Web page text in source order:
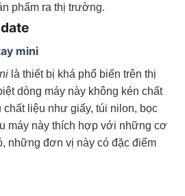
phẩm ra thị trường.
mini
là thiết bị khá phổ biến trên thị
dòng máy này không kén chất
chất liệu như giấy, túi nilon, bọc
máy này thích hợp với những cơ
những đơn vị này có đặc điểm